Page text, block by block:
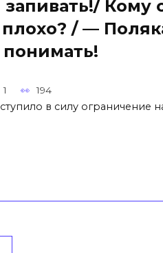
Кому
плохо? / —
понимать!
1 194
в силу ограничение